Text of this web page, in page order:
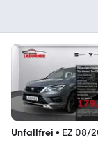
Unfallfrei • EZ 08/